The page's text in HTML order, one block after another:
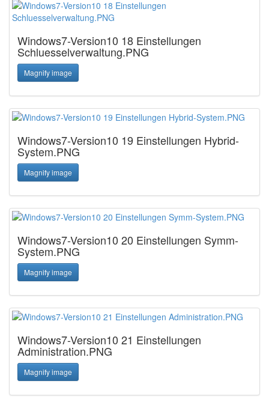
Windows7-Version10 18 Einstellungen
Schluesselverwaltung.PNG
Magnify image
Windows7-Version10 19 Einstellungen Hybrid-
System.PNG
Magnify image
Windows7-Version10 20 Einstellungen Symm-
System.PNG
Magnify image
Windows7-Version10 21 Einstellungen
Administration.PNG
Magnify image